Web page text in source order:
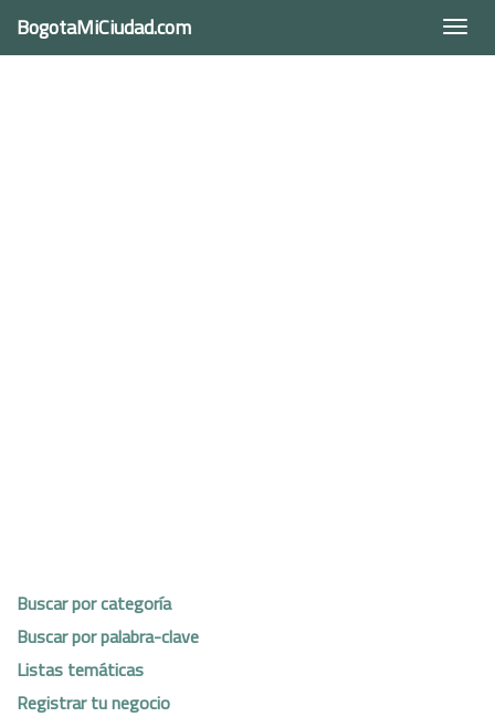
BogotaMiCiudad.com
Buscar por categoría
Buscar por palabra-clave
Listas temáticas
Registrar tu negocio